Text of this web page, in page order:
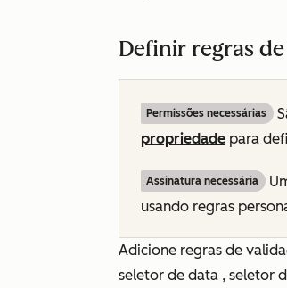
Definir regras
Permissões necessárias
propriedade para
Assinatura necessária
usando regras
Adicione regras de
seletor de data , seletor